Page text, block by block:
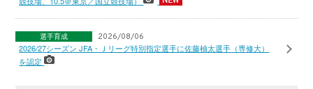
選手育成 2026/08/06
2026/27シーズン JFA・Ｊリーグ特別指定選手に佐藤柚太選手（専修大）
を認定